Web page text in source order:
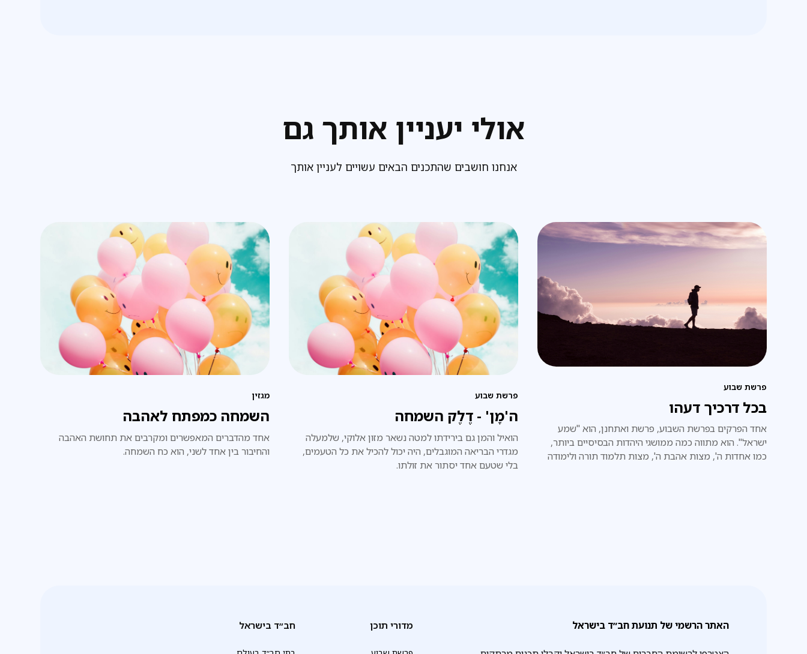
אולי יעניין אותך גם
אנחנו חושבים שהתכנים הבאים עשויים לעניין אותך
פרשת שבוע
בכל דרכיך דעהו
אחד הפרקים בפרשת השבוע, פרשת ואתחנן, הוא "שמע
ישראל". הוא מתווה כמה ממושגי היהדות הבסיסיים ביותר,
כמו אחדות ה', מצות אהבת ה', מצות תלמוד תורה ולימודה
פרשת שבוע
ה'מָן' - דֶלֶק השמחה
הואיל והמן גם בירידתו למטה נשאר מזון אלוקי, שלמעלה
מגדרי הבריאה המוגבלים, היה יכול להכיל את כל הטעמים,
בלי שטעם אחד יסתור את זולתו.
מגזין
השמחה כמפתח לאהבה
אחד מהדברים המאפשרים ומקרבים את תחושת האהבה
והחיבור בין אחד לשני, הוא כח השמחה.
האתר הרשמי של תנועת חב״ד בישראל מדורי תוכן חב״ד בישראל